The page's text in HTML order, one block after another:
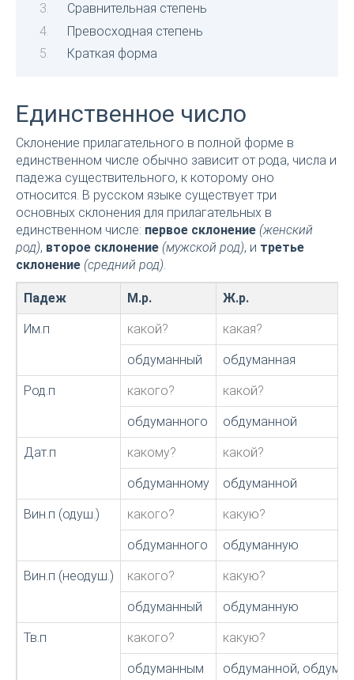
Сравнительная степень
Превосходная степень
Краткая форма
Единственное число
Склонение прилагательного в полной форме в
единственном числе обычно зависит от рода, числа и
падежа существительного, к которому оно
относится. В русском языке существует три
основных склонения для прилагательных в
единственном числе: первое склонение (женский
род), второе склонение (мужской род), и третье
склонение (средний род).
Падеж М.р. Ж.р.
Им.п какой? какая?
обдуманный обдуманная
Род.п какого? какой?
обдуманного обдуманной
Дат.п какому? какой?
обдуманному обдуманной
Вин.п (одуш.) какого? какую?
обдуманного обдуманную
Вин.п (неодуш.) какого? какую?
обдуманный обдуманную
Тв.п какого? какую?
обдуманным обдуманной,